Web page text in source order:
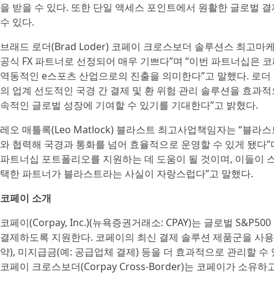
을 받을 수 있다. 또한 단일 액세스 포인트에서 원활한 글로벌
수 있다.
브래드 로더(Brad Loder) 코페이 크로스보더 솔루션스 최고마
공식 FX 파트너로 선정되어 매우 기쁘다”며 “이번 파트너십은
역동적인 e스포츠 산업으로의 진출을 의미한다”고 말했다. 로
의 업계 선도적인 국경 간 결제 및 환 위험 관리 솔루션을 효과
속적인 글로벌 성장에 기여할 수 있기를 기대한다”고 밝혔다.
레오 매틀록(Leo Matlock) 블라스트 최고사업책임자는 “블라
와 협력해 국경과 통화를 넘어 효율적으로 운영할 수 있게 됐
파트너십 포트폴리오를 지원하는 데 도움이 될 것이며, 이들이
택한 파트너가 블라스트라는 사실이 자랑스럽다”고 말했다.
코페이 소개
코페이(Corpay, Inc.)(뉴욕증권거래소: CPAY)는 글로벌
결제하도록 지원한다. 코페이의 최신 결제 솔루션 제품군을 사
약), 미지급금(예: 공급업체 결제) 등을 더 효과적으로 관리할
코페이 크로스보더(Corpay Cross-Border)는 코페이가 소유하